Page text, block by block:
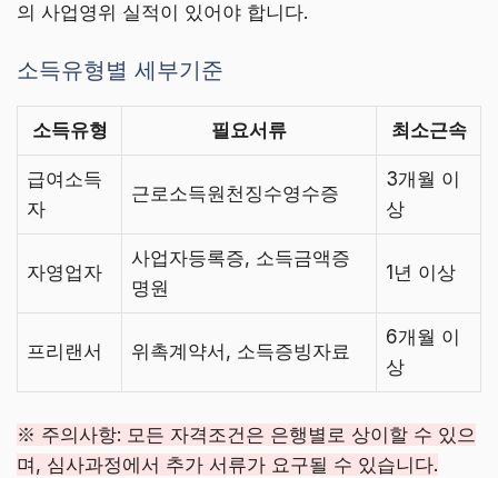
의 사업영위 실적이 있어야 합니다.
소득유형별 세부기준
소득유형 필요서류 최소근속
급여소득
자
근로소득원천징수영수증
3개월 이
상
자영업자
사업자등록증, 소득금액증
명원
1년 이상
프리랜서 위촉계약서, 소득증빙자료
6개월 이
상
※ 주의사항: 모든 자격조건은 은행별로 상이할 수 있으
며, 심사과정에서 추가 서류가 요구될 수 있습니다.